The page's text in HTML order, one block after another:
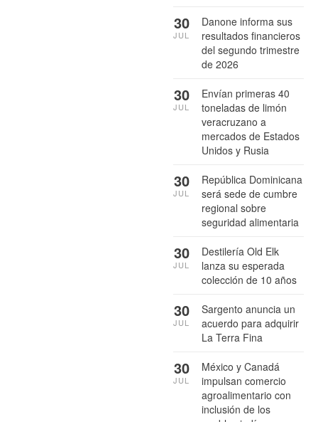
Danone informa sus
resultados financieros
del segundo trimestre
de 2026
30
JUL
Envían primeras 40
toneladas de limón
veracruzano a
mercados de Estados
Unidos y Rusia
30
JUL
República Dominicana
será sede de cumbre
regional sobre
seguridad alimentaria
30
JUL
Destilería Old Elk
lanza su esperada
colección de 10 años
30
JUL
Sargento anuncia un
acuerdo para adquirir
La Terra Fina
30
JUL
México y Canadá
impulsan comercio
agroalimentario con
inclusión de los
30
JUL